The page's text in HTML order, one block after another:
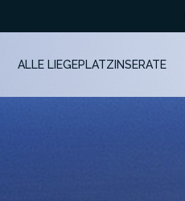
ALLE LIEGEPLATZINSERATE